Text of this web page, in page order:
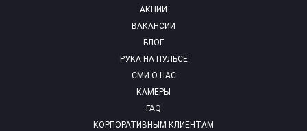
АКЦИИ
ВАКАНСИИ
БЛОГ
РУКА НА ПУЛЬСЕ
СМИ О НАС
КАМЕРЫ
FAQ
КОРПОРАТИВНЫМ КЛИЕНТАМ